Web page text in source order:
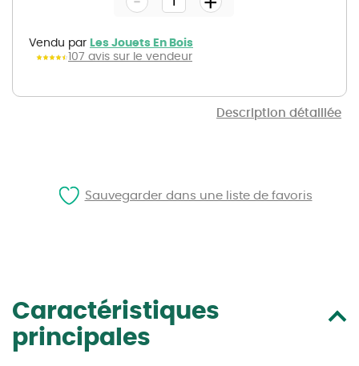
Description détaillée
gallery
Vendu par Les Jouets En Bois
107 avis sur le vendeur
Caractéristiques
principales
Sauvegarder dans une liste de favoris